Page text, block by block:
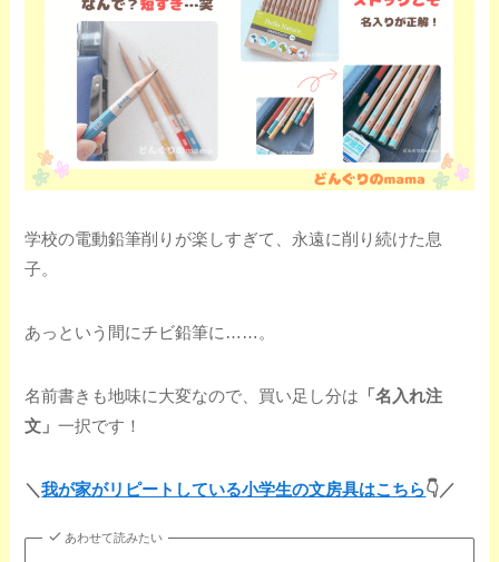
学校の電動鉛筆削りが楽しすぎて、永遠に削り続けた息
子。
あっという間にチビ鉛筆に……。
名前書きも地味に大変なので、買い足し分は 「名入れ注
文」一択です！
＼我が家がリピートしている小学生の文房具はこちら👇️／
あわせて読みたい